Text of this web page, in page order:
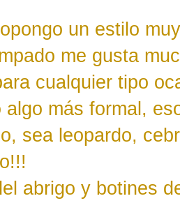
un estilo
me gusta
cualquier tipo
algo más formal,
sea leopardo,
abrigo y botines